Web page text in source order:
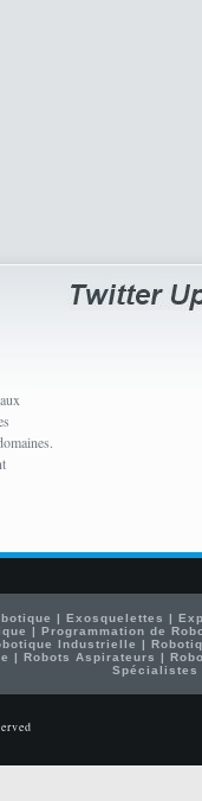
| Exosquelettes |
|Programmation de
Industrielle |
| Robots Aspirateurs |
Spécialistes